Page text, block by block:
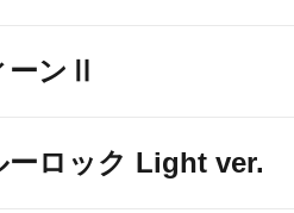
ンⅡ
ーロック Light ver.